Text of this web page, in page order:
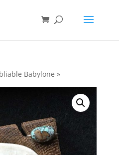
Babylone »